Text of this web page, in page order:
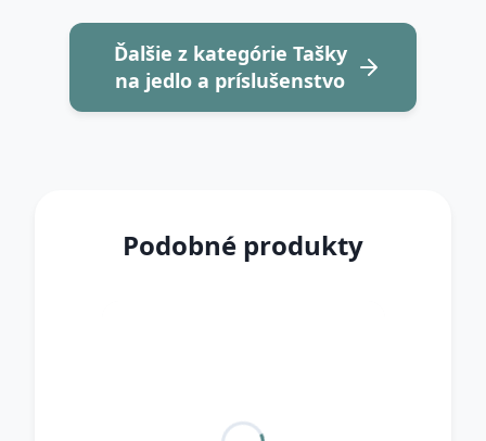
Ďalšie z kategórie Tašky
na jedlo a príslušenstvo
Podobné produkty